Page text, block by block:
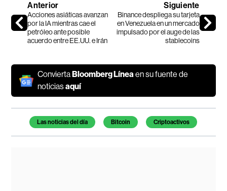
Anterior
Acciones asiáticas avanzan
por la IA mientras cae el
petróleo ante posible
acuerdo entre EE.UU. e Irán
Siguiente
Binance despliega su tarjeta
en Venezuela en un mercado
impulsado por el auge de las
stablecoins
Convierta Bloomberg Líneaen su fuente de
noticiasaquí
Temas de este artículo
Las noticias del día Bitcoin Criptoactivos